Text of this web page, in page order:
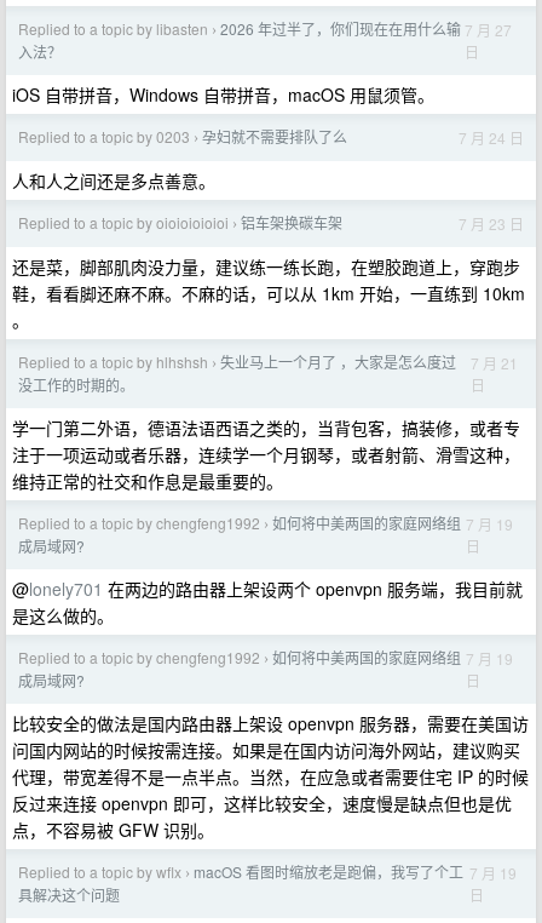
Replied to a topic by libasten › 2026 年过半了，你们现在在用什么输
入法？
7 月 27
日
iOS 自带拼音，Windows 自带拼音，macOS 用鼠须管。
Replied to a topic by 0203 › 孕妇就不需要排队了么 7 月 24 日
人和人之间还是多点善意。
Replied to a topic by oioioioioioi › 铝车架换碳车架 7 月 23 日
还是菜，脚部肌肉没力量，建议练一练长跑，在塑胶跑道上，穿跑步
鞋，看看脚还麻不麻。不麻的话，可以从 1km 开始，一直练到 10km
。
Replied to a topic by hlhshsh › 失业马上一个月了 ，大家是怎么度过
没工作的时期的。
7 月 21
日
学一门第二外语，德语法语西语之类的，当背包客，搞装修，或者专
注于一项运动或者乐器，连续学一个月钢琴，或者射箭、滑雪这种，
维持正常的社交和作息是最重要的。
Replied to a topic by chengfeng1992 › 如何将中美两国的家庭网络组
成局域网?
7 月 19
日
@lonely701 在两边的路由器上架设两个 openvpn 服务端，我目前就
是这么做的。
Replied to a topic by chengfeng1992 › 如何将中美两国的家庭网络组
成局域网?
7 月 19
日
比较安全的做法是国内路由器上架设 openvpn 服务器，需要在美国访
问国内网站的时候按需连接。如果是在国内访问海外网站，建议购买
代理，带宽差得不是一点半点。当然，在应急或者需要住宅 IP 的时候
反过来连接 openvpn 即可，这样比较安全，速度慢是缺点但也是优
点，不容易被 GFW 识别。
Replied to a topic by wflx › macOS 看图时缩放老是跑偏，我写了个工
具解决这个问题
7 月 19
日